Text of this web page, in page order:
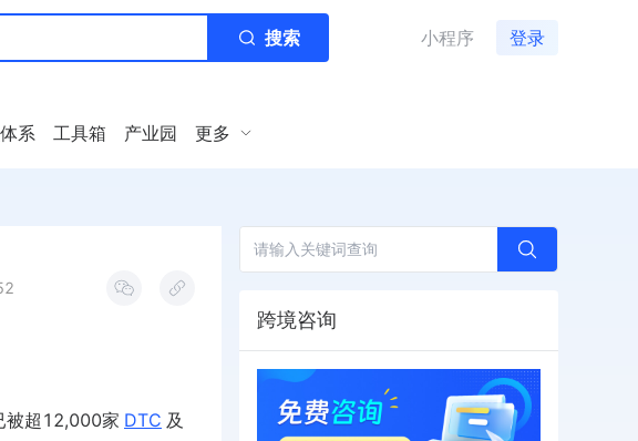
搜索 小程序 登录
系 工具箱 产业园 更多
被超12,000家 DTC 及
跨境咨询